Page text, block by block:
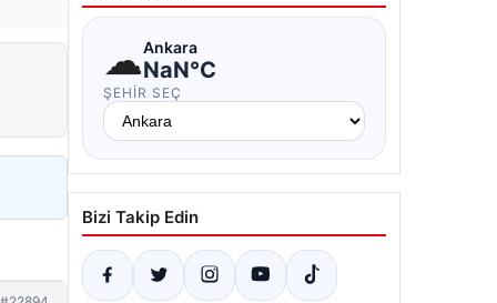
☁Ankara
NaN°C
ŞEHIR SEÇ
Bizi Takip Edin